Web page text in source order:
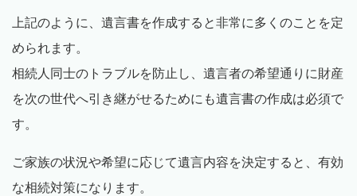
上記のように、遺言書を作成すると非常に多くのことを定
められます。
相続人同士のトラブルを防止し、遺言者の希望通りに財産
を次の世代へ引き継がせるためにも遺言書の作成は必須で
す。
ご家族の状況や希望に応じて遺言内容を決定すると、有効
な相続対策になります。